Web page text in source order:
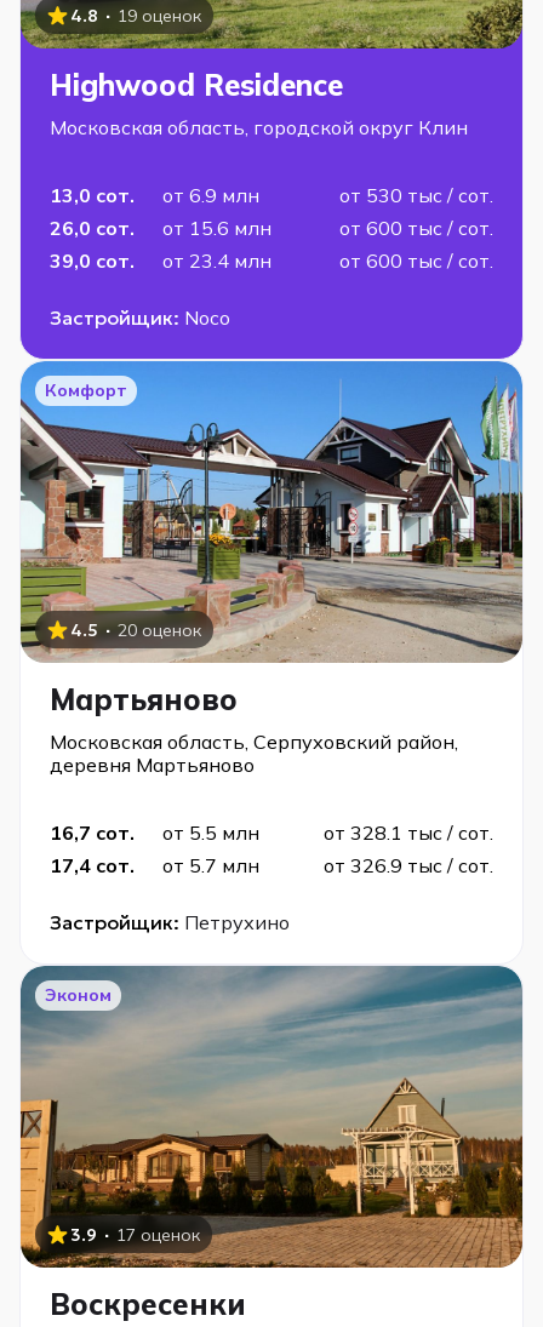
4.8 · 19 оценок
Highwood Residence
Московская область, городской округ Клин
13,0 сот. от 6.9 млн
от 530 тыс / сот.
26,0 сот.
от 15.6 млн
от 600 тыс / сот.
39,0 сот.
от 23.4 млн от 600 тыс / сот.
Застройщик: Noco
Комфорт
4.5 · 20 оценок
Мартьяново
Московская область, Серпуховский район,
деревня Мартьяново
16,7 сот. от 5.5 млн
от 328.1 тыс / сот.
17,4 сот.
от 5.7 млн от 326.9 тыс / сот.
Застройщик: Петрухино
Эконом
3.9 · 17 оценок
Воскресенки